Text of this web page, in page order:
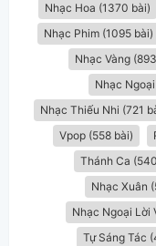
Nhạc Hoa (1370 bài)
Nhạc Phim (1095 bài)
Nhạc Vàng
Nhạc
Nhạc Thiếu Nhi (721
Vpop (558 bài)
Thánh Ca
Nhạc Xuân
Nhạc Ngoại Lời
Tự Sáng Tác